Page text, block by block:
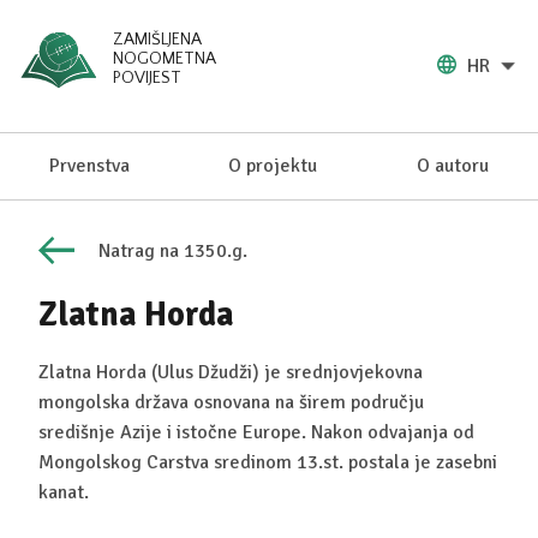
ZAMIŠLJENA
NOGOMETNA
POVIJEST
HR
Prvenstva O projektu O autoru
Natrag na 1350.g.
Zlatna Horda
Zlatna Horda (Ulus Džudži) je srednjovjekovna
mongolska država osnovana na širem području
središnje Azije i istočne Europe. Nakon odvajanja od
Mongolskog Carstva sredinom 13.st. postala je zasebni
kanat.